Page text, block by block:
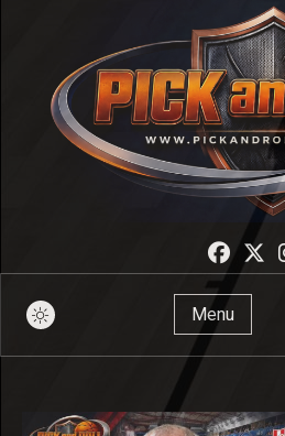
Pick And Roll
Menu